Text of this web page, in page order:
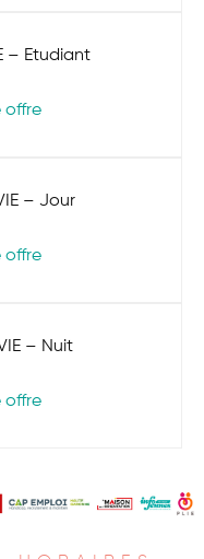
– Etudiant
offre
– Jour
offre
– Nuit
offre